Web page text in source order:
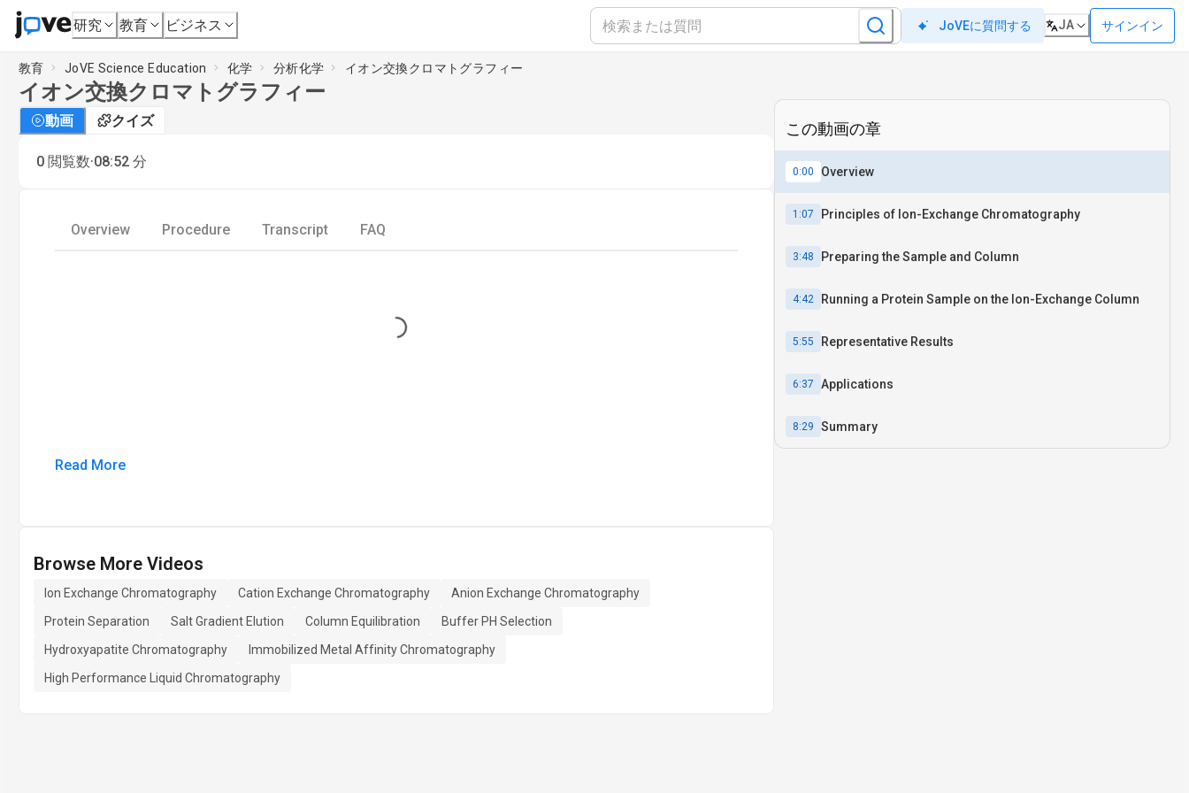
研究 教育 ビジネス JoVEに質問する JA サインイン
教育 JoVE Science Education 化学 分析化学 イオン交換クロマトグラフィー
イオン交換クロマトグラフィー
動画 クイズ
0 閲覧数·08:52 分
Overview Procedure Transcript FAQ
Loading...
Read More
Browse More Videos
Ion Exchange Chromatography Cation Exchange Chromatography
Anion Exchange Chromatography
Protein Separation
Salt Gradient Elution Column Equilibration
Buffer PH Selection
Hydroxyapatite Chromatography
Immobilized Metal Affinity Chromatography
High Performance Liquid Chromatography
この動画の章
0:00 Overview
1:07 Principles of Ion-Exchange Chromatography
3:48 Preparing the Sample and Column
4:42 Running a Protein Sample on the Ion-Exchange Column
5:55 Representative Results
6:37 Applications
8:29 Summary